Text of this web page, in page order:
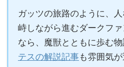
ガッツの旅路のように、
峙しながら進むダークフ
なら、魔獣とともに歩む
テスの解説記事も雰囲気